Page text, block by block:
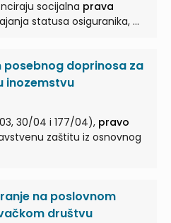
socijalna prava
statusa osiguranika, ...
posebnog doprinosa za
inozemstvu
30/04 i 177/04), pravo
zaštitu iz osnovnog
na poslovnom
društvu